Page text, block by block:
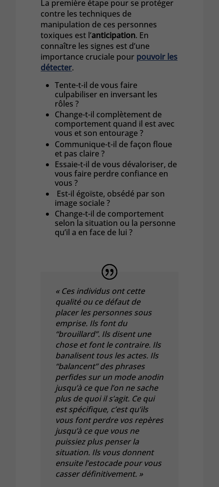
La première étape pour se protéger
contre les techniques de
manipulation de ces personnes
toxiques est l’anticipation. En
connaître les signes est d’une
importance cruciale pour pouvoir les
détecter.
Tente-t-il de vous faire
culpabiliser en inversant les
rôles ?
Change-t-il complètement de
comportement quand il est avec
vous et son entourage ?
Communique-t-il de façon floue
et pas claire ?
Essaie-t-il de vous dévaloriser, de
vous faire perdre confiance en
vous ?
Est-il égoïste, obsédé par son
image sociale ?
Change-t-il de comportement
selon la situation ou la personne
qu’il a en face de lui ?
« Ces individus ont cette
qualité ou ce défaut de
placer les personnes sous
emprise. Ils font du
“brouillard”. Ils disent une
chose et font le contraire. Ils
banalisent tous les actes. Ils
“balancent” des phrases
perfides sur un mode anodin
jusqu’à ce que l’on ne sache
plus de quoi il s’agit. Ce qui
est spécifique, c’est qu’ils
vous font perdre vos repères
jusqu’à ce que vous ne
puissiez plus penser la
situation. Ils vous donnent
ensuite l’estocade pour vous
casser définitivement. »